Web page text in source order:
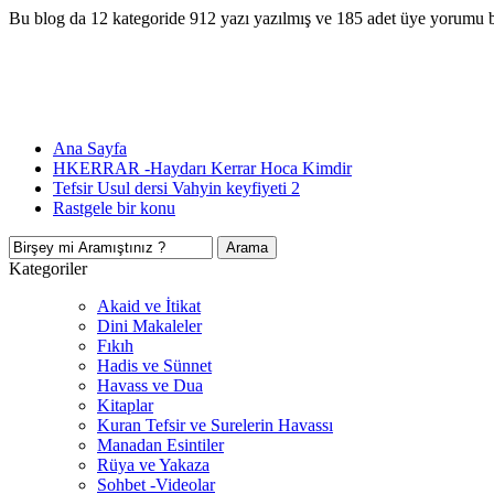
Bu blog da 12 kategoride 912 yazı yazılmış ve 185 adet üye yorumu
Ana Sayfa
HKERRAR -Haydarı Kerrar Hoca Kimdir
Tefsir Usul dersi Vahyin keyfiyeti 2
Rastgele bir konu
Kategoriler
Akaid ve İtikat
Dini Makaleler
Fıkıh
Hadis ve Sünnet
Havass ve Dua
Kitaplar
Kuran Tefsir ve Surelerin Havassı
Manadan Esintiler
Rüya ve Yakaza
Sohbet -Videolar